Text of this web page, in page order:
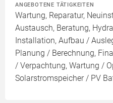
ANGEBOTENE TÄTIGKEITEN
Wartung, Reparatur,
Austausch, Beratung,
Installation, Aufbau /
Planung / Berechnung,
/ Verpachtung, Wartung /
Solarstromspeicher / PV